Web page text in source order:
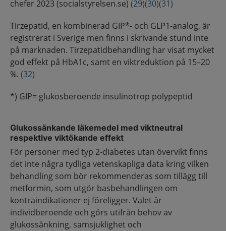
chefer 2023 (socialstyrelsen.se) (29)(30)(31)
Tirzepatid, en kombinerad GIP*- och GLP1-analog, är
registrerat i Sverige men finns i skrivande stund inte
på marknaden. Tirzepatidbehandling har visat mycket
god effekt på HbA1c, samt en viktreduktion på 15–20
%. (32)
*) GIP= glukosberoende insulinotrop polypeptid
Glukossänkande läkemedel med viktneutral
respektive viktökande effekt
För personer med typ 2-diabetes utan övervikt finns
det inte några tydliga vetenskapliga data kring vilken
behandling som bör rekommenderas som tillägg till
metformin, som utgör basbehandlingen om
kontraindikationer ej föreligger. Valet är
individberoende och görs utifrån behov av
glukossänkning, samsjuklighet och